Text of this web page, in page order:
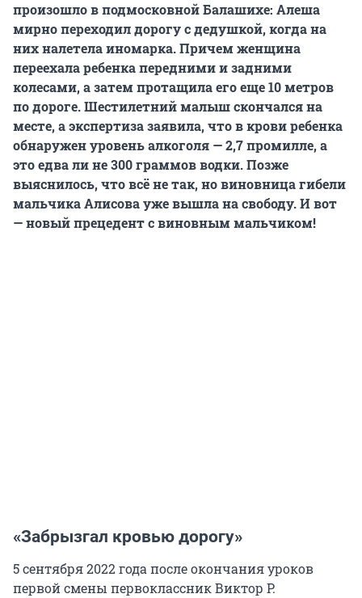
произошло в подмосковной Балашихе: Алеша
мирно переходил дорогу с дедушкой, когда на
них налетела иномарка. Причем женщина
переехала ребенка передними и задними
колесами, а затем протащила его еще 10 метров
по дороге. Шестилетний малыш скончался на
месте, а экспертиза заявила, что в крови ребенка
обнаружен уровень алкоголя — 2,7 промилле, а
это едва ли не 300 граммов водки. Позже
выяснилось, что всё не так, но виновница гибели
мальчика Алисова уже вышла на свободу. И вот
— новый прецедент с виновным мальчиком!
«Забрызгал кровью дорогу»
5 сентября 2022 года после окончания уроков
первой смены первоклассник Виктор Р.